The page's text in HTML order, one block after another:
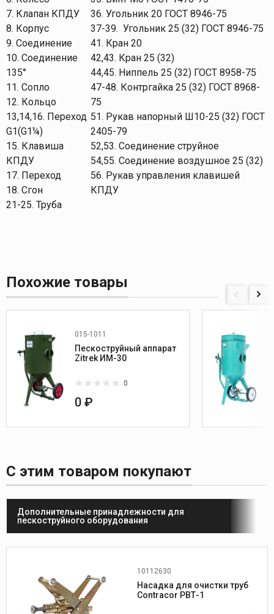
7. Клапан КПДУ
8. Корпус
9. Соединение
10. Соединение
135°
11. Сопло
12. Кольцо
13,14,16. Переход
G1(G1¼)
15. Клавиша
КПДУ
17. Переход
18. Сгон
21-25. Труба
36. Угольник 20 ГОСТ 8946-75
37-39. Угольник 25 (32) ГОСТ 8946-75
41. Кран 20
42,43. Кран 25 (32)
44,45. Ниппель 25 (32) ГОСТ 8958-75
47-48. Контргайка 25 (32) ГОСТ 8968-
75
51. Рукав напорный Ш10-25 (32) ГОСТ
2405-79
52,53. Соединение струйное
54,55. Соединение воздушное 25 (32)
56. Рукав управления клавишей
КПДУ
Похожие товары
015-1011
Пескоструйный аппарат
Zitrek ИМ-30
0
0 ₽
С этим товаром покупают
Дополнительные принадлежности для
пескоструйного оборудования
10112630
Производитель: Contracor
Насадка для очистки труб
Contracor РВТ-1